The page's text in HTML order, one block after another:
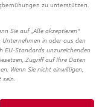
Arzneimitteln und
zu unterstützen.
Sie auf „Alle akzeptieren“
Unternehmen in oder aus den
EU-Standards unzureichenden
Zugriff auf Ihre Daten
Wenn Sie nicht einwilligen,
sein.